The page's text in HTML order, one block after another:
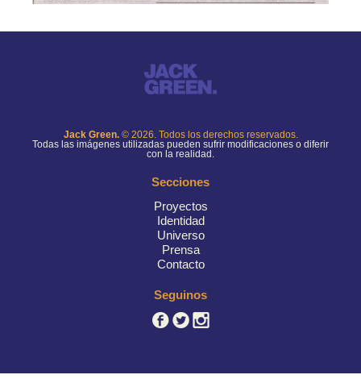
Jack Green.© 2026. Todos los derechos reservados.
Todas las imágenes utilizadas pueden sufrir modificaciones o diferir
con la realidad.
Secciones
Proyectos
Identidad
Universo
Prensa
Contacto
Seguinos